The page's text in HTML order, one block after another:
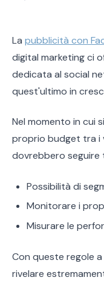
La pubblicità con
digital marketing ci
dedicata al social
quest'ultimo in
Nel momento in cui
proprio budget tra i
dovrebbero seguire
Possibilità di
Monitorare i
Misurare le
Con queste regole
rivelare